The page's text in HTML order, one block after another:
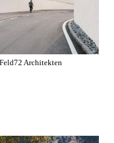
Architekten